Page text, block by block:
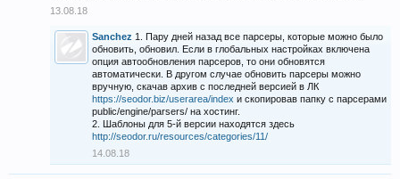
13.08.18
Sanchez 1. Пару дней назад все парсеры, которые можно было
обновить, обновил. Если в глобальных настройках включена
опция автообновления парсеров, то они обновятся
автоматически. В другом случае обновить парсеры можно
вручную, скачав архив с последней версией в ЛК
https://seodor.biz/userarea/index и скопировав папку с парсерами
public/engine/parsers/ на хостинг.
2. Шаблоны для 5-й версии находятся здесь
http://seodor.ru/resources/categories/11/
14.08.18